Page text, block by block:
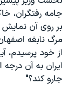
آرشیو پخش زنده
مجموعه
تریبونال مردمی
دادگاه حمید نوری
چهل سال
قانون شفافیت
جامه رفتگران،
بر روی آن نمايش
مرگ نابغه
از خود پرسيدم،
ايران به آن
جارو کند؟"